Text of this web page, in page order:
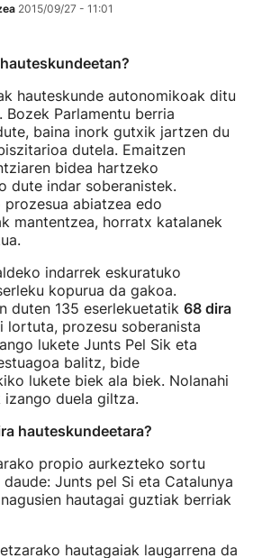
2015/09/27 - 11:01
hauteskunde autonomikoak ditu
Bozek Parlamentu berria
baina inork gutxik jartzen du
dutela. Emaitzen
bidea hartzeko
dute indar soberanistek.
abiatzea edo
mantentzea, horratx katalanek
indarrek eskuratuko
kopurua da gakoa.
duten 135 eserlekuetatik 68 dira
lortuta, prozesu soberanista
lukete Junts Pel Sik eta
balitz, bide
lukete biek ala biek. Nolanahi
izango duela giltza.
hauteskundeetara?
propio aurkezteko sortu
Junts pel Si eta Catalunya
hautagai guztiak berriak
hautagaiak laugarrena da